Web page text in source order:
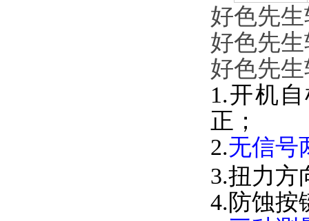
好色先
好色先
好色先
1.开机自
正；
2.无信号
3.扭力方
4.防蚀按